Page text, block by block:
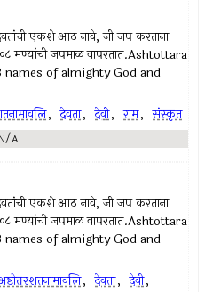
देवतांची एकशे आठ नावे, जी जप करताना
मण्यांची जपमाळ वापरतात.Ashtottara
names of almighty God and
, देवता, देवी, राम, संस्कृत
A
देवतांची एकशे आठ नावे, जी जप करताना
मण्यांची जपमाळ वापरतात.Ashtottara
names of almighty God and
, देवता, देवी,